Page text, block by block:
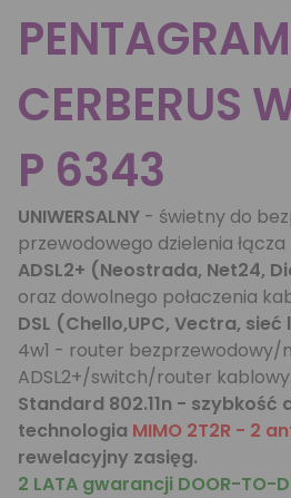
PENTAGRAM
CERBERUS
P 6343
UNIWERSALNY - świetny do
przewodowego dzielenia łącza
ADSL2+ (Neostrada, Net24,
oraz dowolnego połaczenia
DSL (Chello,UPC, Vectra,
4w1 - router bezprzewodowy/
ADSL2+/switch/router kablowy.
Standard 802.11n - szybkość
technologia MIMO 2T2R - 2
rewelacyjny zasięg.
2 LATA gwarancji DOOR-TO-